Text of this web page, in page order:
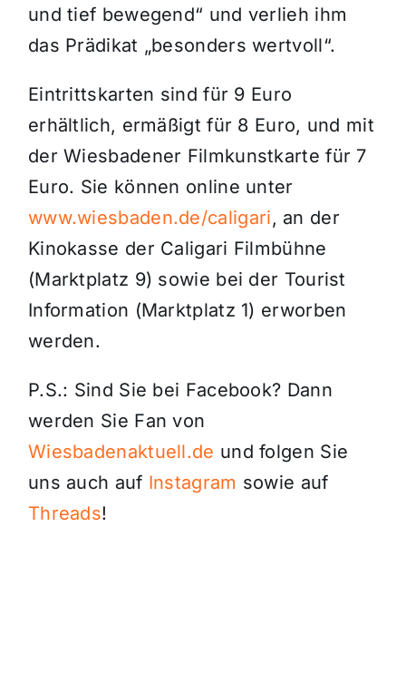
und tief bewegend“ und verlieh ihm
das Prädikat „besonders wertvoll“.
Eintrittskarten sind für 9 Euro
erhältlich, ermäßigt für 8 Euro, und mit
der Wiesbadener Filmkunstkarte für 7
Euro. Sie können online unter
www.wiesbaden.de/caligari, an der
Kinokasse der Caligari Filmbühne
(Marktplatz 9) sowie bei der Tourist
Information (Marktplatz 1) erworben
werden.
P.S.: Sind Sie bei Facebook? Dann
werden Sie Fan von
Wiesbadenaktuell.de und folgen Sie
uns auch auf Instagram sowie auf
Threads!